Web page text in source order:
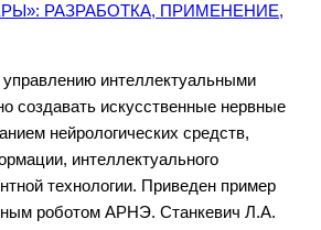
РАЗРАБОТКА, ПРИМЕНЕНИЕ,
интеллектуальными
создавать искусственные нервные
нейрологических средств,
интеллектуального
технологии. Приведен пример
роботом АРНЭ. Станкевич Л.А.